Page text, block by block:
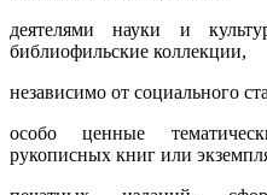
деятелями науки и
библиофильские коллекции,
независимо от социального
особо ценные
рукописных книг или